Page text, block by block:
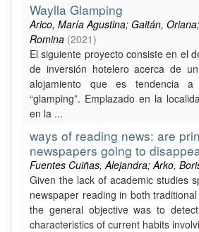
Waylla Glamping
Arico, María Agustina; Gaitán,
Romina (2021)
El siguiente proyecto consiste en el
de inversión hotelero acerca de
alojamiento que es tendencia
“glamping”. Emplazado en la
en la ...
ways of reading news: are
newspapers going to
Fuentes Cuiñas, Alejandra; Arko,
Given the lack of academic studies
newspaper reading in both
the general objective was to
characteristics of current habits